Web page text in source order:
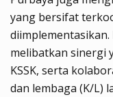
yang bersifat
melibatkan sinergi
KSSK, serta
dan lembaga (K/L)